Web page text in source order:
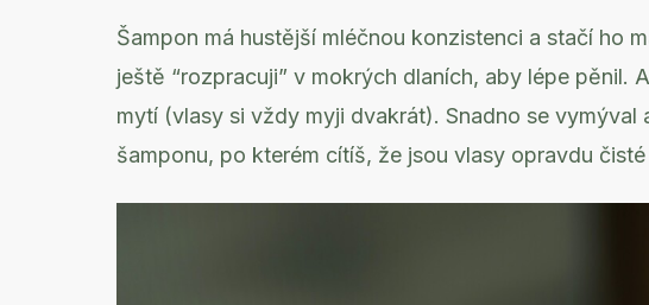
Šampon má hustější mléčnou konzistenci a stačí ho
ještě “rozpracuji” v mokrých dlaních, aby lépe pěnil.
mytí (vlasy si vždy myji dvakrát). Snadno se
šamponu, po kterém cítíš, že jsou vlasy opravdu